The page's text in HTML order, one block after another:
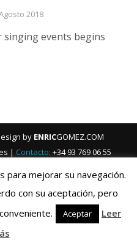
2018
singing events begins
by ENRICGOMEZ.COM
| Contacto: +34 93 769 06 55
para mejorar su navegación.
con su aceptación, pero
Aceptar
Leer
Français Italiano